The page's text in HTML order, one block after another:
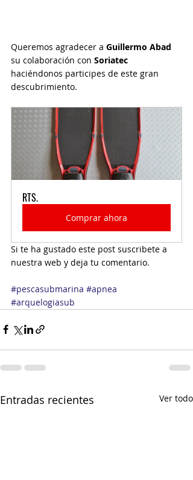
Queremos agradecer a Guillermo Abad
su colaboración con Soriatec
haciéndonos participes de este gran
descubrimiento.
RTS.
Comprar ahora
Si te ha gustado este post suscribete a
nuestra web y deja tu comentario.
#pescasubmarina #apnea
#arquelogiasub
Entradas recientes Ver todo